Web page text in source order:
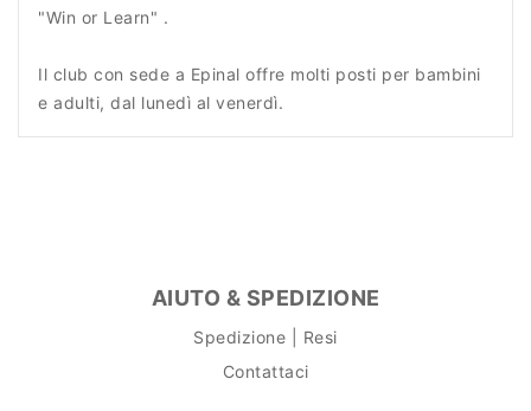
"Win or Learn" .
Il club con sede a Epinal offre molti posti per bambini
e adulti, dal lunedì al venerdì.
AIUTO & SPEDIZIONE
Spedizione | Resi
Contattaci